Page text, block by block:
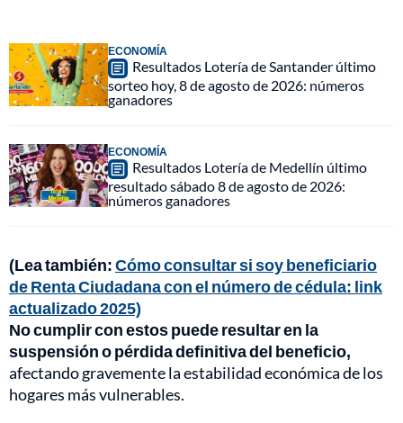
ECONOMÍA
Resultados Lotería de Santander último
sorteo hoy, 8 de agosto de 2026: números
ganadores
ECONOMÍA
Resultados Lotería de Medellín último
resultado sábado 8 de agosto de 2026:
números ganadores
(Lea también:Cómo consultar si soy beneficiario
de Renta Ciudadana con el número de cédula: link
actualizado 2025)
No cumplir con estos puede resultar en la
suspensión o pérdida definitiva del beneficio,
afectando gravemente la estabilidad económica de los
hogares más vulnerables.